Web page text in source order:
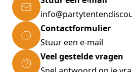
Contactformulier
Stuur een e-mail
Veel gestelde vragen